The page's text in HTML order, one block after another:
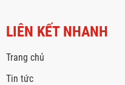
LIÊN KẾT NHANH
Trang chủ
Tin tức